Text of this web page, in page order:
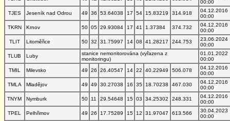
00:00
TJES
Jeseník nad Odrou 49 36 53.64038 17 54 15.83219 314.918
04.12.2016
00:00
TKRN
Krnov 50 05 29.93084 17 41 1.37384 374.732
04.12.2016
00:00
TLIT
Litoměřice 50 32 31.75997 14 08 41.28217 244.753
23.06.2024
00:00
TLUB
Luby
stanice nemonitorována (vyřazena z
monitoringu)
01.01.2022
00:00
TMIL
Milevsko 49 26 26.40547 14 22 40.22949 506.078
04.12.2016
00:00
TMLA
Mladějov 49 49 30.27038 16 35 18.70238 467.030
04.12.2016
00:00
TNYM
Nymburk 50 11 29.54648 15 03 34.25302 248.331
04.12.2016
00:00
TPEL
Pelhřimov 49 26 17.75289 15 12 31.97047 613.566
30.04.2023
00:00